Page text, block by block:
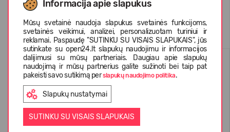
Informacija apie slapukus
Mūsų svetainė naudoja slapukus svetainės funkcijoms,
svetainės veikimui, analizei, personalizuotam turiniui ir
reklamai. Paspaudę "SUTINKU SU VISAIS SLAPUKAIS", jūs
sutinkate su open24.lt slapukų naudojimu ir informacijos
dalijimusi su mūsų partneriais. Daugiau apie slapukų
naudojimą ir mūsų partnerius galite sužinoti bei taip pat
pakeisti savo sutikimą perslapukų naudojimo politika.
Slapukų nustatymai
SUTINKU SU VISAIS SLAPUKAIS
Panašios prekės